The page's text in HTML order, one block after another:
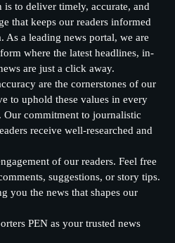
is to deliver timely, accurate, and
that keeps our readers informed
As a leading news portal, we are
where the latest headlines, in-
are just a click away.
are the cornerstones of our
to uphold these values in every
Our commitment to journalistic
receive well-researched and
of our readers. Feel free
suggestions, or story tips.
you the news that shapes our
PEN as your trusted news